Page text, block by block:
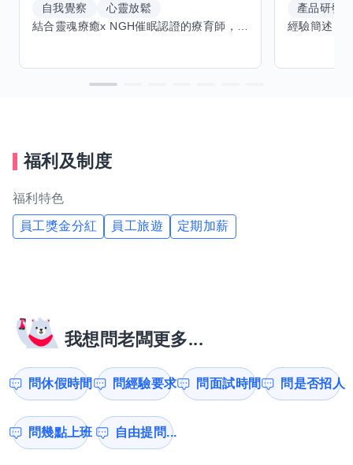
自我覺察
心靈放鬆
產品研發
福利及制度
福利特色
員工獎金分紅 員工旅遊 定期加薪
我想問老闆更多...
問休假時間 問經驗要求 問面試時間 問是否招人
問幾點上班 自由提問...